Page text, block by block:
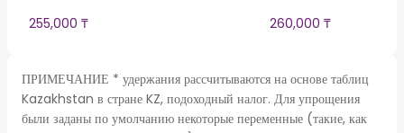
255,000 ₸
260,000 ₸
ПРИМЕЧАНИЕ * удержания рассчитываются на основе таблиц
Kazakhstan в стране KZ, подоходный налог. Для упрощения
были заданы по умолчанию некоторые переменные (такие, как